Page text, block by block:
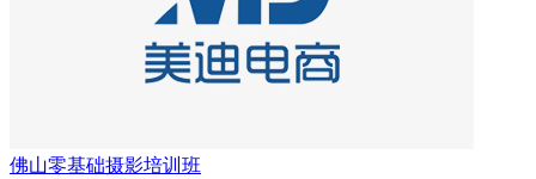
佛山零基础摄影培训班